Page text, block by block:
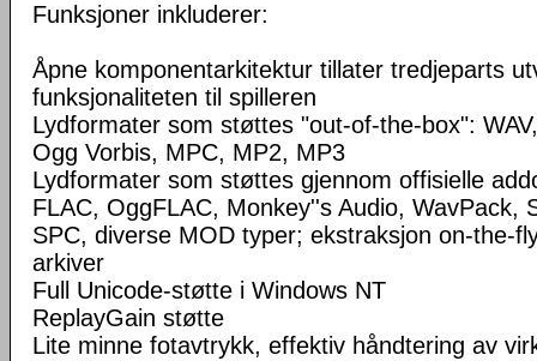
Funksjoner inkluderer:
Åpne komponentarkitektur tillater tredjeparts
funksjonaliteten til spilleren
Lydformater som støttes "out-of-the-box":
Ogg Vorbis, MPC, MP2, MP3
Lydformater som støttes gjennom offisielle
FLAC, OggFLAC, Monkey''s Audio, WavPack,
SPC, diverse MOD typer; ekstraksjon on-the-
arkiver
Full Unicode-støtte i Windows NT
ReplayGain støtte
Lite minne fotavtrykk, effektiv håndtering av